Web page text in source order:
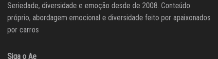
Seriedade, diversidade e emoção desde de 2008. Conteúdo
próprio, abordagem emocional e diversidade feito por apaixonados
por carros
Siga o Ae